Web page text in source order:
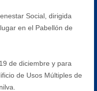
Social, dirigida
en el Pabellón de
de diciembre y para
de Usos Múltiples de